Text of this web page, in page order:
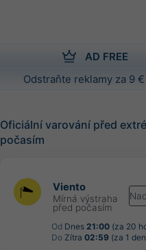
AD FREE
Odstraňte reklamy za 9
Oficiální varování před
počasím
Viento
Mírná výstraha
před počasím
Od Dnes 21:00 (za 20
Do Zítra 02:59 (za 1